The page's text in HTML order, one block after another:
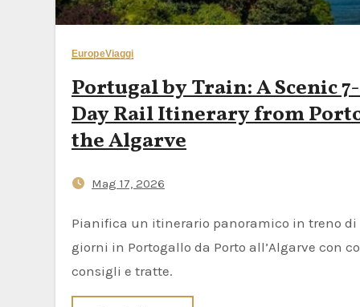
EuropeViaggi
Portugal by Train: A Scenic 7-
Day Rail Itinerary from
the Algarve
Mag 17, 2026
Pianifica un itinerario panoramico in treno di 7
giorni in Portogallo da Porto all’Algarve con
consigli e tratte.